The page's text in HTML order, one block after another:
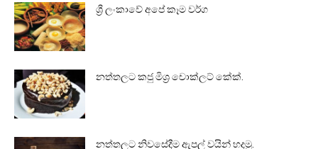
ශ්‍රී ලංකාවේ අපේ කෑම වර්ග
නත්තලට කජු මිශ්‍ර චොක්ලට් කේක්.
නත්තලට නිවසේදීම ඇපල් වයින් හදමු.